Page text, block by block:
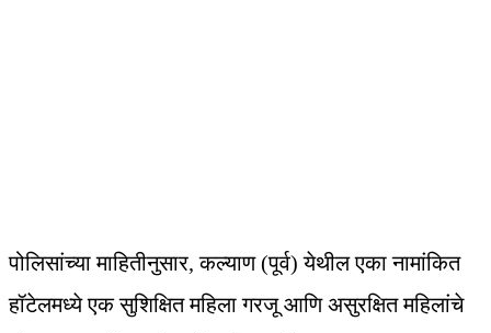
पोलिसांच्या माहितीनुसार, कल्याण (पूर्व) येथील एका नामांकित
हॉटेलमध्ये एक सुशिक्षित महिला गरजू आणि असुरक्षित महिलांचे